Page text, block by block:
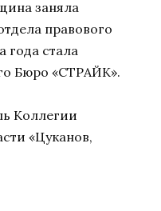
заняла
правового
года стала
Бюро «СТРАЙК».
Коллегии
«Цуканов,